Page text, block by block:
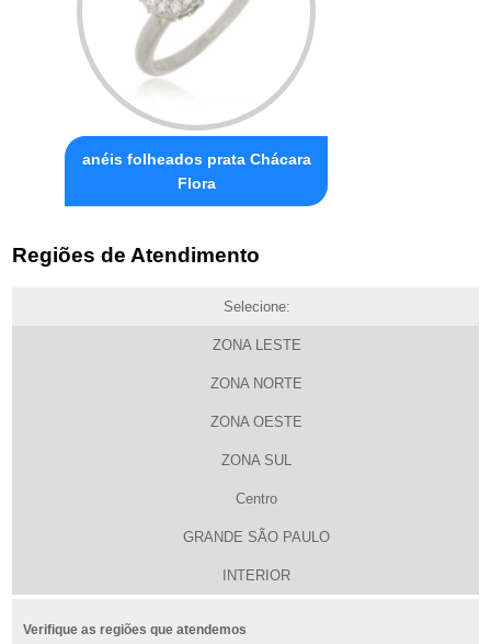
anéis folheados prata Chácara
Flora
Regiões de Atendimento
Selecione:
ZONA LESTE
ZONA NORTE
ZONA OESTE
ZONA SUL
Centro
GRANDE SÃO PAULO
INTERIOR
Verifique as regiões que atendemos